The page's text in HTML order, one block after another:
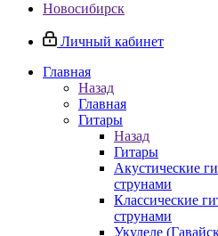
Новосибирск
Личный кабинет
Главная
Назад
Главная
Гитары
Назад
Гитары
Акустические
струнами
Классические
струнами
Укулеле